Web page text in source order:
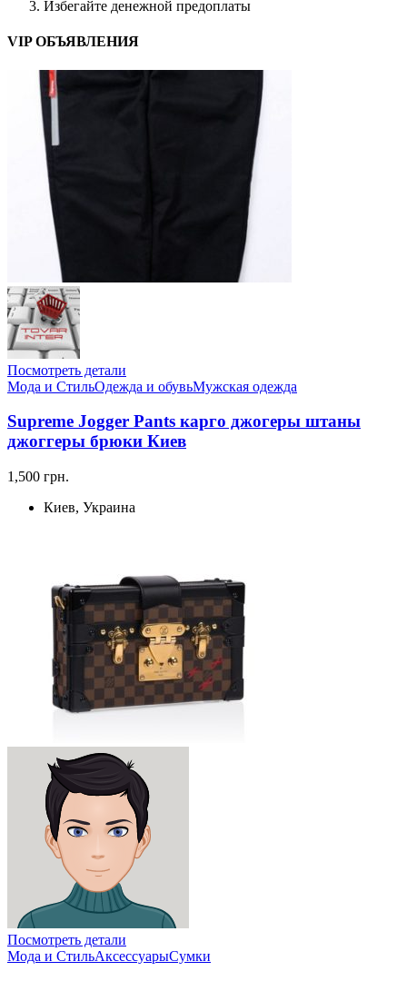
Избегайте денежной предоплаты
VIP ОБЪЯВЛЕНИЯ
Посмотреть детали
Мода и СтильОдежда и обувьМужская одежда
Supreme Jogger Pants карго джогеры штаны
джоггеры брюки Киев
1,500 грн.
Киев, Украина
Посмотреть детали
Мода и СтильАксессуарыСумки